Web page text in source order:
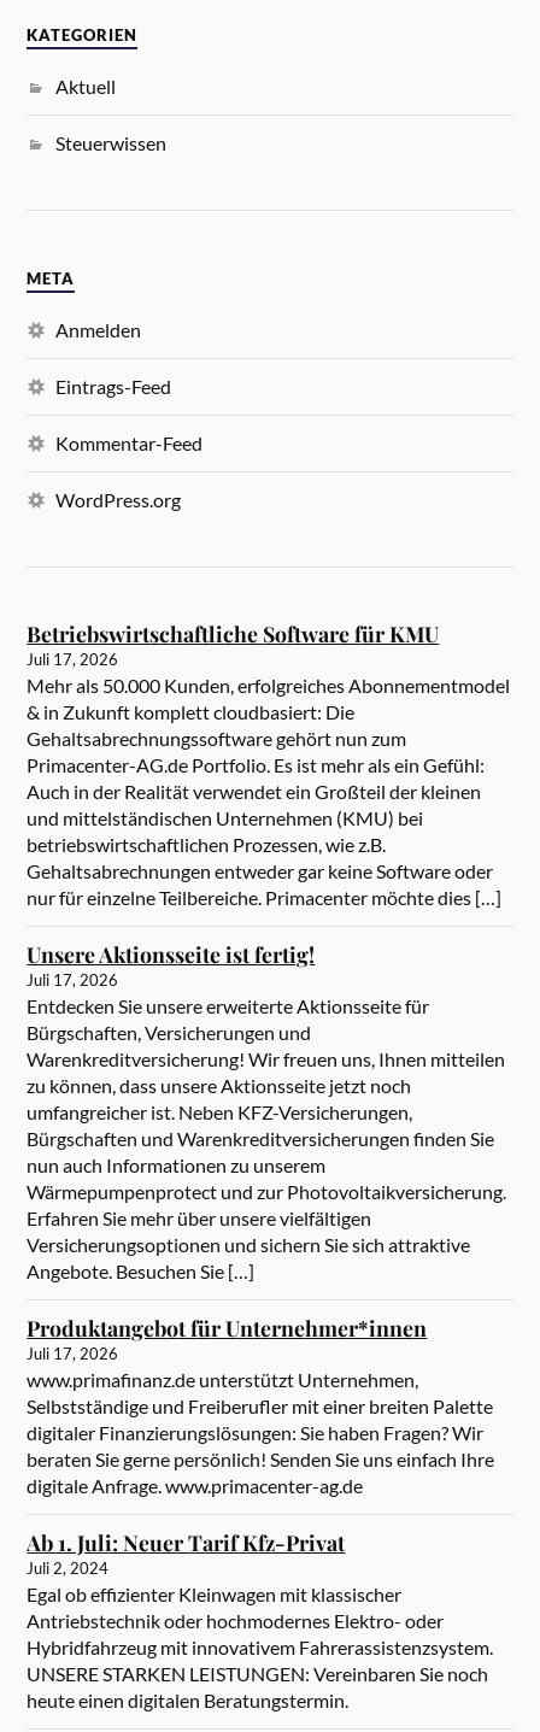
KATEGORIEN
Aktuell
Steuerwissen
META
Anmelden
Eintrags-Feed
Kommentar-Feed
WordPress.org
Betriebswirtschaftliche Software für KMU
Juli 17, 2026
Mehr als 50.000 Kunden, erfolgreiches Abonnementmodel
& in Zukunft komplett cloudbasiert: Die
Gehaltsabrechnungssoftware gehört nun zum
Primacenter-AG.de Portfolio. Es ist mehr als ein Gefühl:
Auch in der Realität verwendet ein Großteil der kleinen
und mittelständischen Unternehmen (KMU) bei
betriebswirtschaftlichen Prozessen, wie z.B.
Gehaltsabrechnungen entweder gar keine Software oder
nur für einzelne Teilbereiche. Primacenter möchte dies […]
Unsere Aktionsseite ist fertig!
Juli 17, 2026
Entdecken Sie unsere erweiterte Aktionsseite für
Bürgschaften, Versicherungen und
Warenkreditversicherung! Wir freuen uns, Ihnen mitteilen
zu können, dass unsere Aktionsseite jetzt noch
umfangreicher ist. Neben KFZ-Versicherungen,
Bürgschaften und Warenkreditversicherungen finden Sie
nun auch Informationen zu unserem
Wärmepumpenprotect und zur Photovoltaikversicherung.
Erfahren Sie mehr über unsere vielfältigen
Versicherungsoptionen und sichern Sie sich attraktive
Angebote. Besuchen Sie […]
Produktangebot für Unternehmer*innen
Juli 17, 2026
www.primafinanz.de unterstützt Unternehmen,
Selbstständige und Freiberufler mit einer breiten Palette
digitaler Finanzierungslösungen: Sie haben Fragen? Wir
beraten Sie gerne persönlich! Senden Sie uns einfach Ihre
digitale Anfrage. www.primacenter-ag.de
Ab 1. Juli: Neuer Tarif Kfz-Privat
Juli 2, 2024
Egal ob effizienter Kleinwagen mit klassischer
Antriebstechnik oder hochmodernes Elektro- oder
Hybridfahrzeug mit innovativem Fahrerassistenzsystem.
UNSERE STARKEN LEISTUNGEN: Vereinbaren Sie noch
heute einen digitalen Beratungstermin.